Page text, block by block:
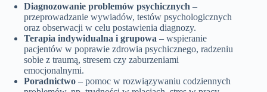
Diagnozowanie problemów psychicznych –
przeprowadzanie wywiadów, testów psychologicznych
oraz obserwacji w celu postawienia diagnozy.
Terapia indywidualna i grupowa – wspieranie
pacjentów w poprawie zdrowia psychicznego, radzeniu
sobie z traumą, stresem czy zaburzeniami
emocjonalnymi.
Poradnictwo – pomoc w rozwiązywaniu codziennych